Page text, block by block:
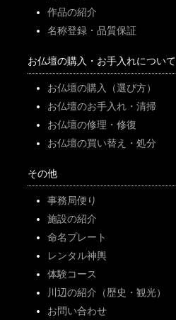
作品の紹介
名称登録・品質保証
お仏壇の購入・お手入れについて
お仏壇の購入（選び方）
お仏壇のお手入れ・清掃
お仏壇の修理・修復
お仏壇の買い替え・処分
その他
事務局便り
施設の紹介
命名プレート
レンタル神輿
体験コース
川辺の紹介（歴史・観光）
お問い合わせ